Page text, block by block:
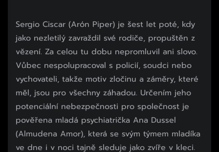
Sergio Ciscar (Arón Piper) je šest let poté, kdy
jako nezletilý zavraždil své rodiče, propuštěn z
vězení. Za celou tu dobu nepromluvil ani slovo.
Vůbec nespolupracoval s policií, soudci nebo
vychovateli, takže motiv zločinu a záměry, které
měl, jsou pro všechny záhadou. Určením jeho
potenciální nebezpečnosti pro společnost je
pověřena mladá psychiatrička Ana Dussel
(Almudena Amor), která se svým týmem mladíka
ve dne i v noci tajně sleduje jako zvíře v kleci.